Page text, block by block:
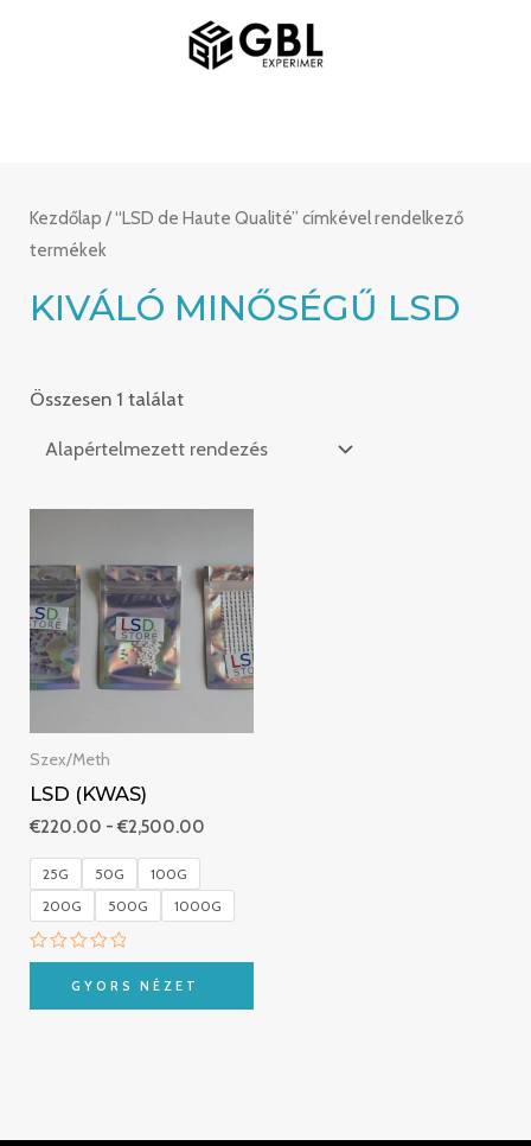
FŐMENÜ
Kezdőlap / “LSD de Haute Qualité” címkével rendelkező
termékek
KIVÁLÓ MINŐSÉGŰ LSD
Összesen 1 találat
Szex/Meth
LSD (KWAS)
€220.00 - €2,500.00
-
€2,500.00
25G 50G
100G
200G
500G 1000G
Értékelés:
5
GYORS NÉZET